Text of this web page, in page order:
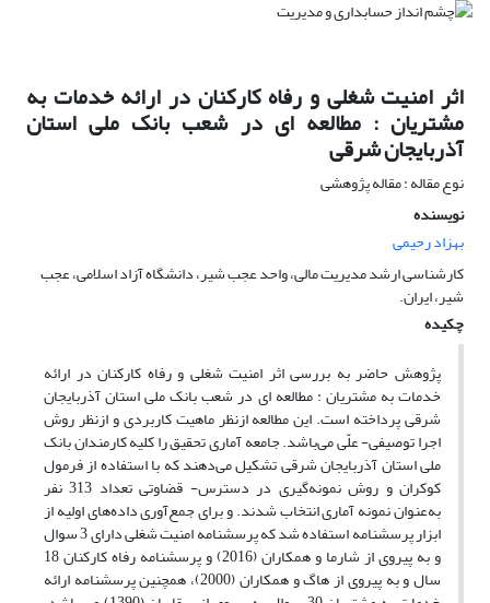
اثر امنیت شغلی و رفاه کارکنان در ارائه خدمات به
مشتریان : مطالعه ای در شعب بانک ملی استان
آذربایجان شرقی
نوع مقاله : مقاله پژوهشی
نویسنده
بهزاد رحیمی
کارشناسی ارشد مدیریت مالی، واحد عجب شیر، دانشگاه آزاد اسلامی، عجب
شیر، ایران.
چکیده
پژوهش حاضر به بررسی اثر امنیت شغلی و رفاه کارکنان در ارائه
خدمات به مشتریان : مطالعه ای در شعب بانک ملی استان آذربایجان
شرقی پرداخته است. این مطالعه ازنظر ماهیت کاربردی و ازنظر روش
اجرا توصیفی- علّی می‌باشد. جامعه آماری تحقیق را کلیه کارمندان بانک
ملی استان آذربایجان شرقی تشکیل می‌دهند که با استفاده از فرمول
کوکران و روش نمونه‌گیری در دسترس- قضاوتی تعداد 313 نفر
به‌عنوان نمونه آماری انتخاب شدند. و برای جمع‌آوری داده‌های اولیه از
ابزار پرسشنامه استفاده شد که پرسشنامه امنیت شغلی دارای 3 سوال
و به پیروی از شارما و همکاران (2016) و پرسشنامه رفاه کارکنان 18
سال و به پیروی از هاگ و همکاران (2000)، همچنین پرسشنامه ارائه